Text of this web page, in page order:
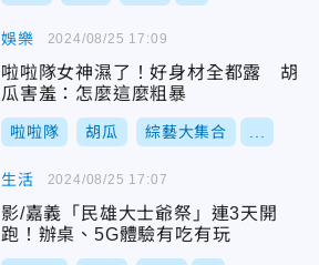
娛樂
啦啦隊女神濕了！好身材全都露 胡
瓜害羞：怎麼這麼粗暴
啦啦隊 胡瓜 綜藝大集合
2024/08/25 17:09
生活
影/嘉義「民雄大士爺祭」連3天開
跑！辦桌、5G體驗有吃有玩
2024/08/25 17:07